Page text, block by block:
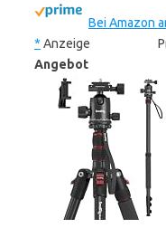
Bei Amazon
* Anzeige
Angebot